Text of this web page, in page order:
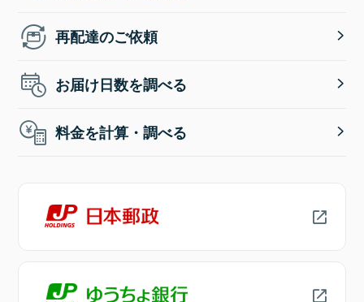
再配達のご依頼
お届け日数を調べる
料金を計算・調べる